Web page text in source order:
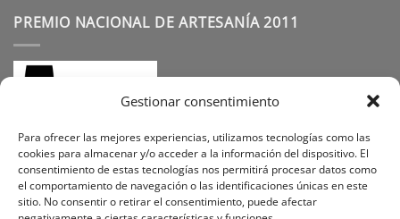
Gestionar consentimiento
Para ofrecer las mejores experiencias, utilizamos tecnologías como las
cookies para almacenar y/o acceder a la información del dispositivo. El
consentimiento de estas tecnologías nos permitirá procesar datos como
el comportamiento de navegación o las identificaciones únicas en este
sitio. No consentir o retirar el consentimiento, puede afectar
PREMIO NACIONAL DE ARTESANÍA 2011
SÍGUENOS